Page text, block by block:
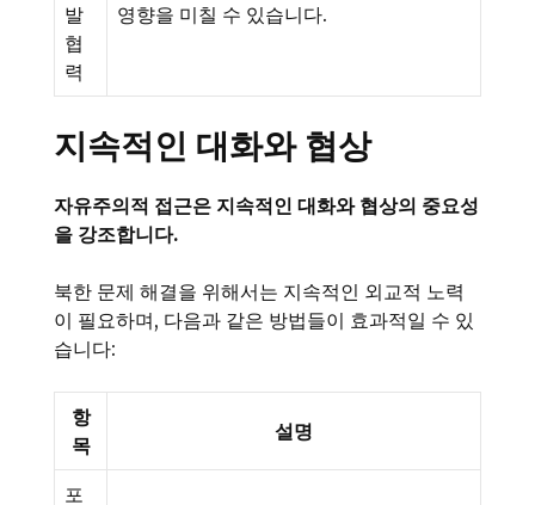
발
협
력
영향을 미칠 수 있습니다.
지속적인 대화와 협상
자유주의적 접근은 지속적인 대화와 협상의 중요성
을 강조합니다.
북한 문제 해결을 위해서는 지속적인 외교적 노력
이 필요하며, 다음과 같은 방법들이 효과적일 수 있
습니다:
항
목
설명
포